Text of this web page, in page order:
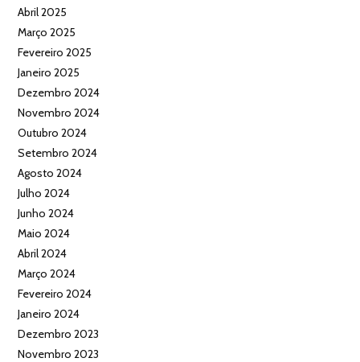
Abril 2025
Março 2025
Fevereiro 2025
Janeiro 2025
Dezembro 2024
Novembro 2024
Outubro 2024
Setembro 2024
Agosto 2024
Julho 2024
Junho 2024
Maio 2024
Abril 2024
Março 2024
Fevereiro 2024
Janeiro 2024
Dezembro 2023
Novembro 2023